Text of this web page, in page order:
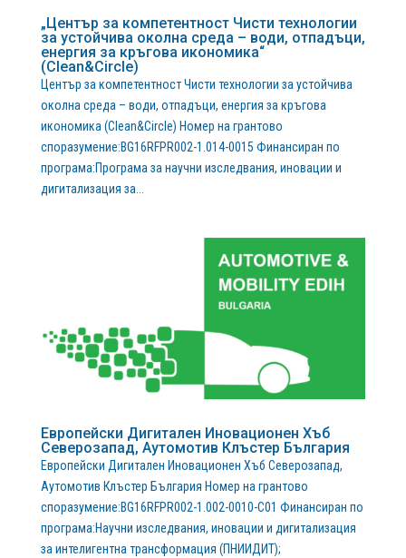
„Център за компетентност Чисти технологии
за устойчива околна среда – води, отпадъци,
енергия за кръгова икономика“
(Clean&Circle)
Център за компетентност Чисти технологии за устойчива
околна среда – води, отпадъци, енергия за кръгова
икономика (Clean&Circle) Номер на грантово
споразумение:BG16RFPR002-1.014-0015 Финансиран по
програма:Програма за научни изследвания, иновации и
дигитализация за...
Европейски Дигитален Иновационен Хъб
Северозапад, Аутомотив Клъстер България
Европейски Дигитален Иновационен Хъб Северозапад,
Аутомотив Клъстер България Номер на грантово
споразумение:BG16RFPR002-1.002-0010-C01 Финансиран по
програма:Научни изследвания, иновации и дигитализация
за интелигентна трансформация (ПНИИДИТ);